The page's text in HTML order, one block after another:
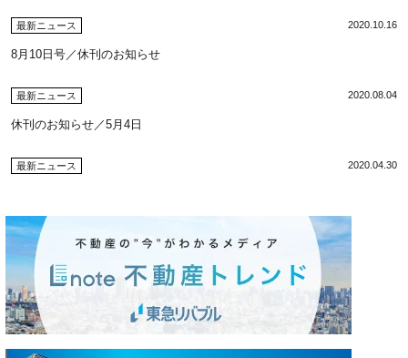
最新ニュース 2020.10.16
8月10日号／休刊のお知らせ
最新ニュース 2020.08.04
休刊のお知らせ／5月4日
最新ニュース 2020.04.30